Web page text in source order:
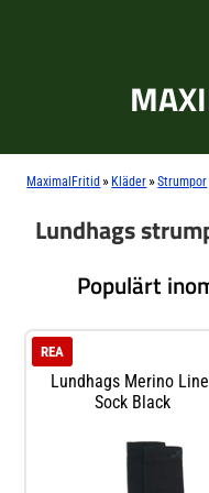
MaximalFritid » Kläder »Strumpor
Lundhags
Populärt
Lundhags Merino
Sock Black
REA